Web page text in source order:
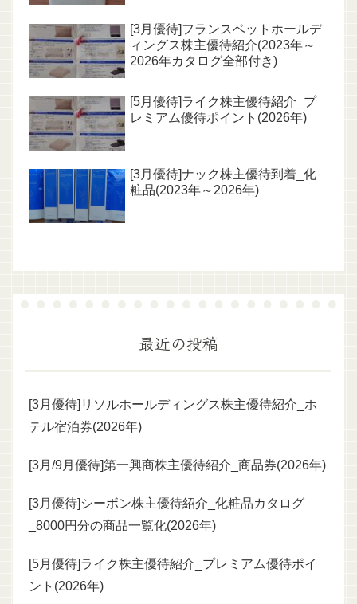
[3月優待]フランスベットホールデ
ィングス株主優待紹介(2023年～
2026年カタログ全部付き)
[5月優待]ライク株主優待紹介_プ
レミアム優待ポイント(2026年)
[3月優待]ナック株主優待到着_化
粧品(2023年～2026年)
最近の投稿
[3月優待]リソルホールディングス株主優待紹介_ホ
テル宿泊券(2026年)
[3月/9月優待]第一興商株主優待紹介_商品券(2026年)
[3月優待]シーボン株主優待紹介_化粧品カタログ
_8000円分の商品一覧化(2026年)
[5月優待]ライク株主優待紹介_プレミアム優待ポイ
ント(2026年)